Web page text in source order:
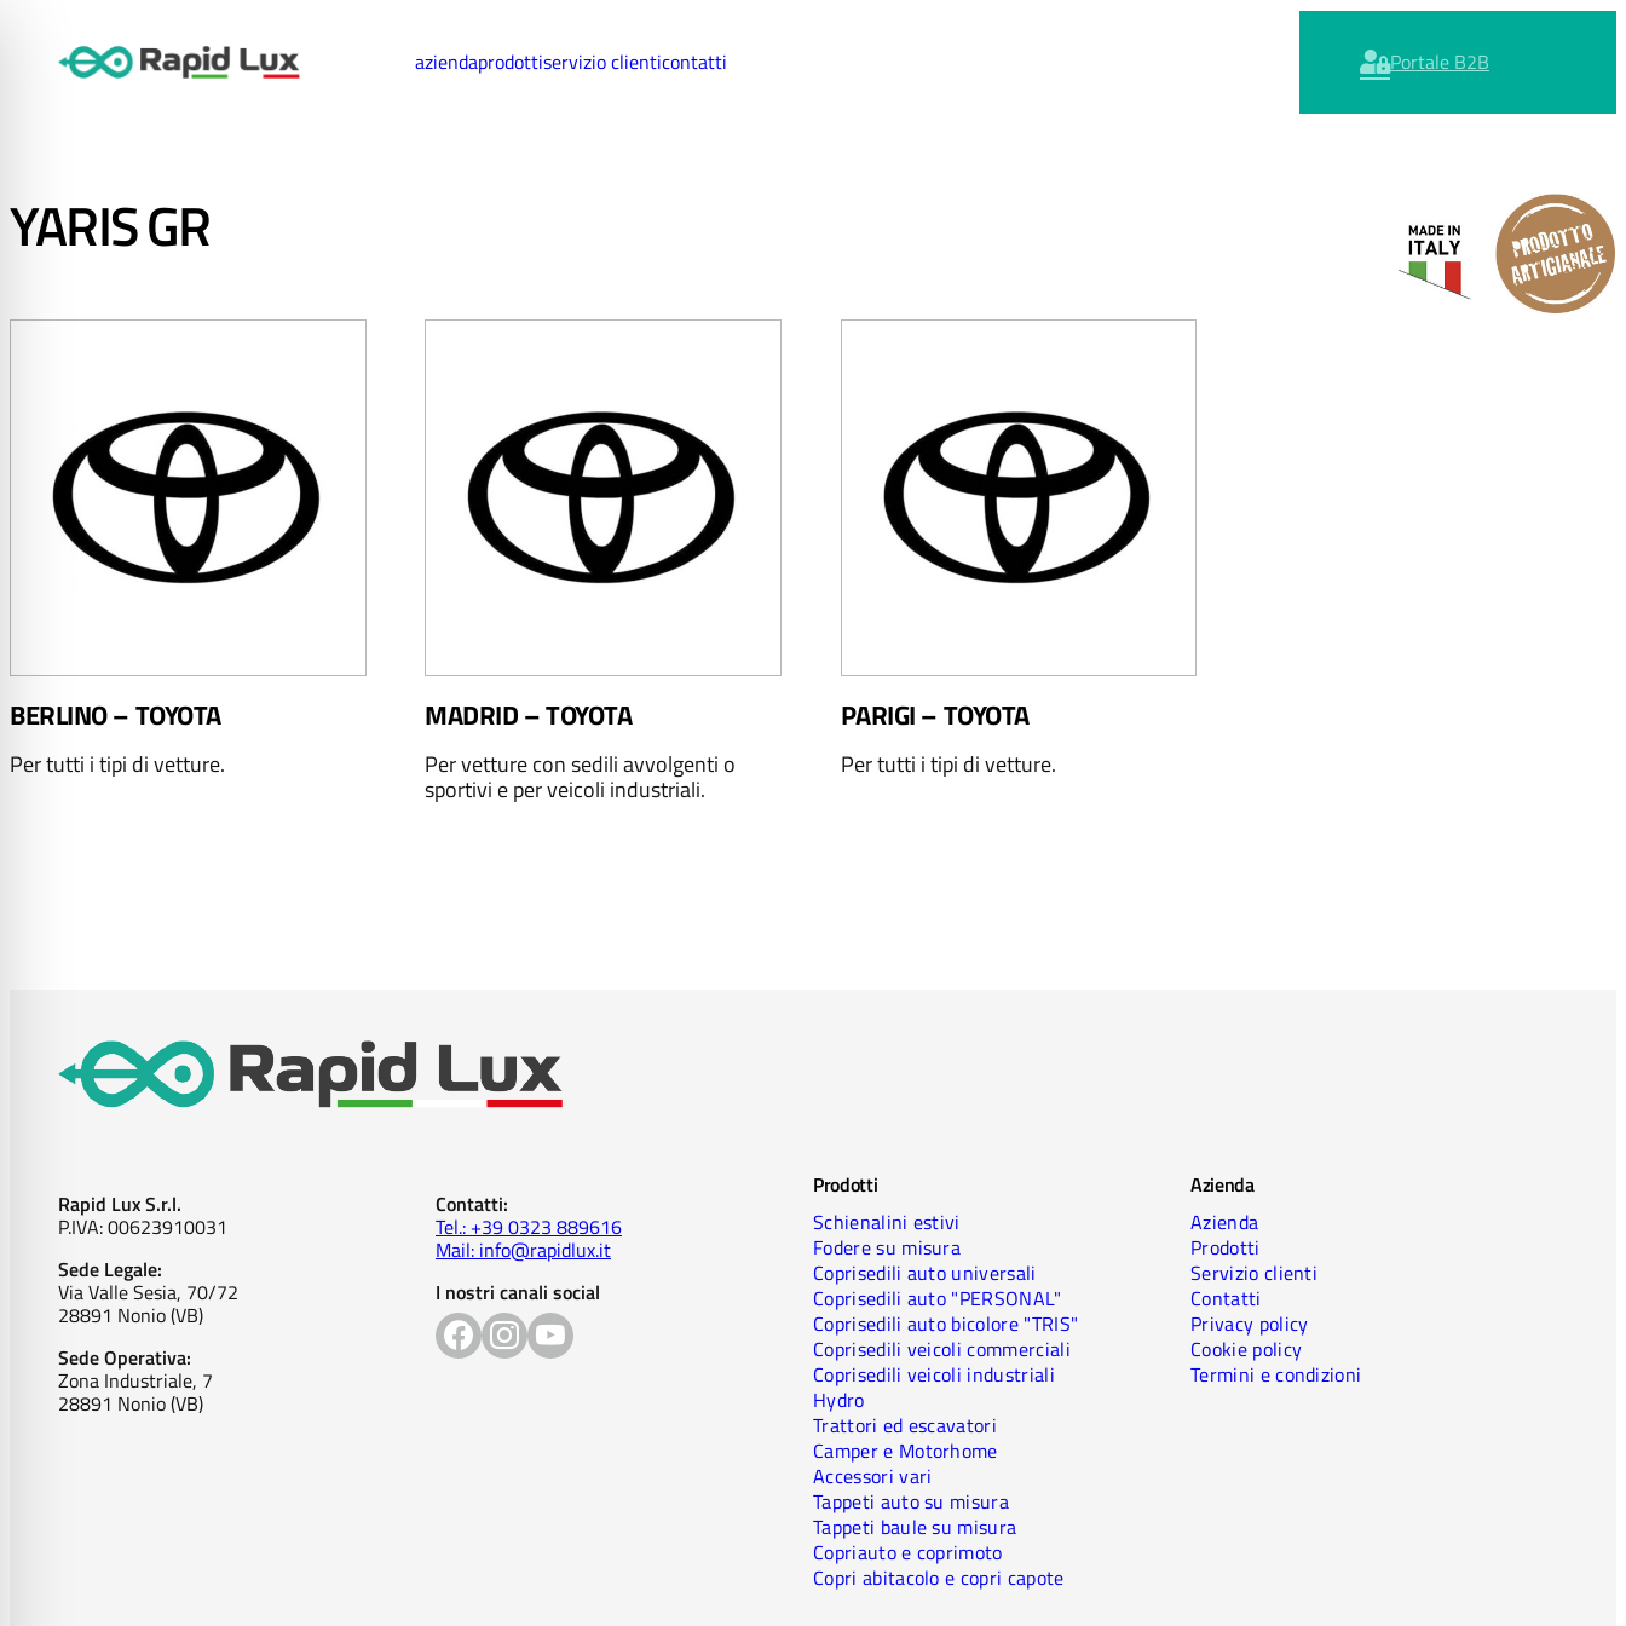
aziendaprodottiservizio clienticontatti Portale B2B
YARIS GR
BERLINO – TOYOTA
Per tutti i tipi di vetture.
MADRID – TOYOTA
Per vetture con sedili avvolgenti o
sportivi e per veicoli industriali.
PARIGI – TOYOTA
Per tutti i tipi di vetture.
Rapid Lux S.r.l.
P.IVA: 00623910031
Sede Legale:
Via Valle Sesia, 70/72
28891 Nonio (VB)
Sede Operativa:
Zona Industriale, 7
28891 Nonio (VB)
Contatti:
Tel.: +39 0323 889616
Mail: info@rapidlux.it
I nostri canali social
Prodotti
Schienalini estivi
Fodere su misura
Coprisedili auto universali
Coprisedili auto "PERSONAL"
Coprisedili auto bicolore "TRIS"
Coprisedili veicoli commerciali
Coprisedili veicoli industriali
Hydro
Trattori ed escavatori
Camper e Motorhome
Accessori vari
Tappeti auto su misura
Tappeti baule su misura
Copriauto e coprimoto
Copri abitacolo e copri capote
Azienda
Azienda
Prodotti
Servizio clienti
Contatti
Privacy policy
Cookie policy
Termini e condizioni